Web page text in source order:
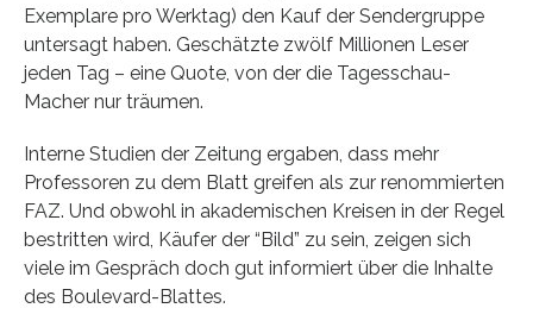
Exemplare pro Werktag) den Kauf der Sendergruppe
untersagt haben. Geschätzte zwölf Millionen Leser
jeden Tag – eine Quote, von der die Tagesschau-
Macher nur träumen.
Interne Studien der Zeitung ergaben, dass mehr
Professoren zu dem Blatt greifen als zur renommierten
FAZ. Und obwohl in akademischen Kreisen in der Regel
bestritten wird, Käufer der “Bild” zu sein, zeigen sich
viele im Gespräch doch gut informiert über die Inhalte
des Boulevard-Blattes.